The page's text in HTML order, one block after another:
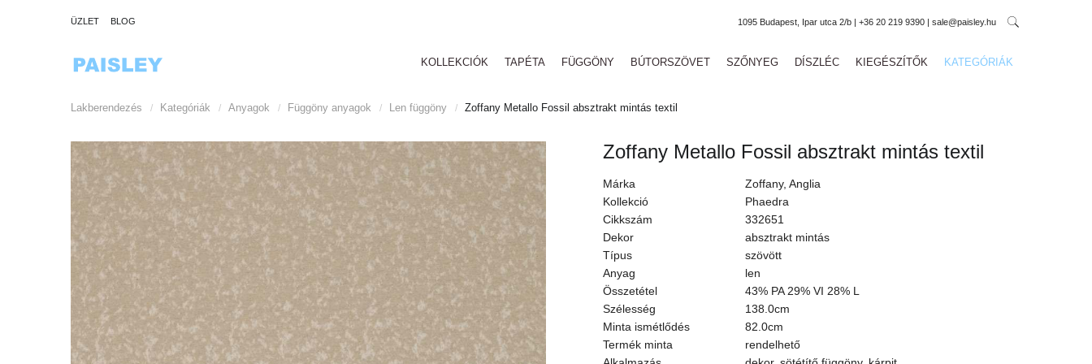
ÜZLET BLOG 1095 Budapest, Ipar utca 2/b | +36 20 219 9390 | sale@paisley.hu
KOLLEKCIÓK TAPÉTA FÜGGÖNY BÚTORSZÖVET SZŐNYEG DÍSZLÉC KIEGÉSZÍTŐK KATEGÓRIÁK
Lakberendezés / Kategóriák / Anyagok / Függöny anyagok / Len függöny / Zoffany Metallo Fossil absztrakt mintás textil
Zoffany Metallo Fossil absztrakt mintás textil
Márka
Zoffany, Anglia
Kollekció
Phaedra
Cikkszám
332651
Dekor
absztrakt mintás
Típus
szövött
Anyag
len
Összetétel
43% PA 29% VI 28% L
Szélesség
138.0cm
Minta ismétlődés
82.0cm
Termék minta
rendelhető